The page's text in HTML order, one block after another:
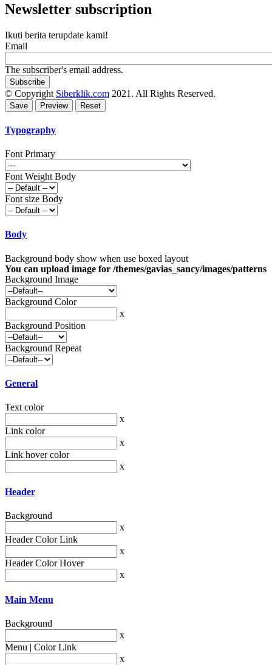
Newsletter subscription
Ikuti berita terupdate kami!
Email
The subscriber's email address.
© Copyright Siberklik.com 2021. All Rights Reserved.
Typography
Font Primary
Font Weight Body
Font size Body
Body
Background body show when use boxed layout
You can upload image for /themes/gavias_sancy/images/patterns
Background Image
Background Color
x
Background Position
Background Repeat
General
Text color
x
Link color
x
Link hover color
x
Header
Background
x
Header Color Link
x
Header Color Hover
x
Main Menu
Background
x
Menu | Color Link
x